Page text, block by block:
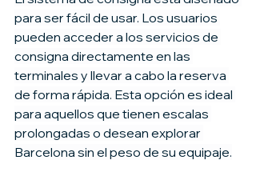
para ser fácil de usar. Los usuarios
pueden acceder a los servicios de
consigna directamente en las
terminales y llevar a cabo la reserva
de forma rápida. Esta opción es ideal
para aquellos que tienen escalas
prolongadas o desean explorar
Barcelona sin el peso de su equipaje.